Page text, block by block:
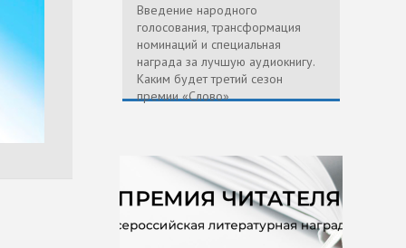
Введение народного
голосования, трансформация
номинаций и специальная
награда за лучшую аудиокнигу.
Каким будет третий сезон
премии «Слово»